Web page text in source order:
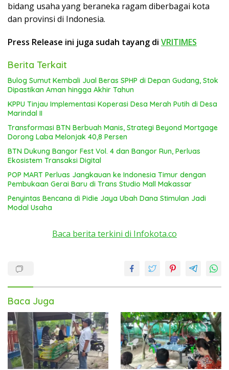
bidang usaha yang beraneka ragam diberbagai kota
dan provinsi di Indonesia.
Press Release ini juga sudah tayang di VRITIMES
Berita Terkait
Bulog Sumut Kembali Jual Beras SPHP di Depan Gudang, Stok
Dipastikan Aman hingga Akhir Tahun
KPPU Tinjau Implementasi Koperasi Desa Merah Putih di Desa
Marindal II
Transformasi BTN Berbuah Manis, Strategi Beyond Mortgage
Dorong Laba Melonjak 40,8 Persen
BTN Dukung Bangor Fest Vol. 4 dan Bangor Run, Perluas
Ekosistem Transaksi Digital
POP MART Perluas Jangkauan ke Indonesia Timur dengan
Pembukaan Gerai Baru di Trans Studio Mall Makassar
Penyintas Bencana di Pidie Jaya Ubah Dana Stimulan Jadi
Modal Usaha
Baca berita terkini di Infokota.co
Baca Juga